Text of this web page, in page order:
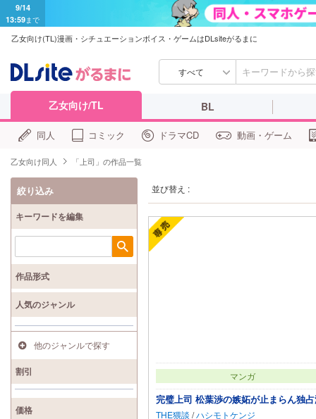
9/14
13:59まで
乙女向け(TL)漫画・シチュエーションボイス・ゲームはDLsiteがるまに
すべて
乙女向け/TL BL
同人 コミック ドラマCD 動画・ゲーム
乙女向け同人 「上司」の作品一覧
並び替え :
マンガ
完璧上司 松葉渉の嫉妬が止まらん独
THE猥談 /ハシモトケンジ
絞り込み
キーワードを編集
検索
作品形式
人気のジャンル
他のジャンルで探す
割引
価格